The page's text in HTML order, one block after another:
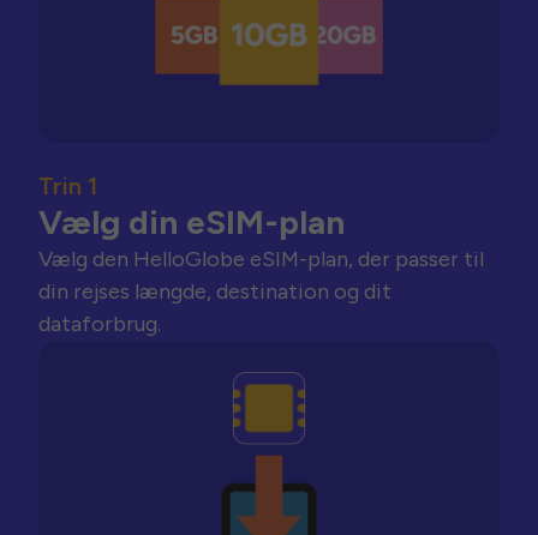
Trin 1
Vælg din eSIM-plan
Vælg den HelloGlobe eSIM-plan, der passer til
din rejses længde, destination og dit
dataforbrug.